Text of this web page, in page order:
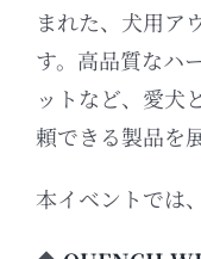
まれた、犬用ア
す。 高品質なハ
ットなど、愛犬
頼できる製品を
本イベントでは